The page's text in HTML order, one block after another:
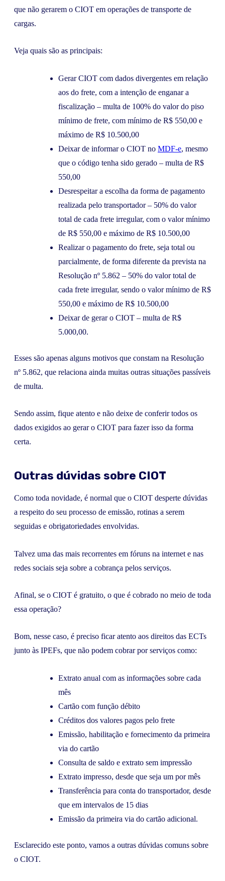
que não gerarem o CIOT em operações de transporte de
cargas.
Veja quais são as principais:
Gerar CIOT com dados divergentes em relação
aos do frete, com a intenção de enganar a
fiscalização – multa de 100% do valor do piso
mínimo de frete, com mínimo de R$ 550,00 e
máximo de R$ 10.500,00
Deixar de informar o CIOT no MDF-e, mesmo
que o código tenha sido gerado – multa de R$
550,00
Desrespeitar a escolha da forma de pagamento
realizada pelo transportador – 50% do valor
total de cada frete irregular, com o valor mínimo
de R$ 550,00 e máximo de R$ 10.500,00
Realizar o pagamento do frete, seja total ou
parcialmente, de forma diferente da prevista na
Resolução nº 5.862 – 50% do valor total de
cada frete irregular, sendo o valor mínimo de R$
550,00 e máximo de R$ 10.500,00
Deixar de gerar o CIOT – multa de R$
5.000,00.
Esses são apenas alguns motivos que constam na Resolução
nº 5.862, que relaciona ainda muitas outras situações passíveis
de multa.
Sendo assim, fique atento e não deixe de conferir todos os
dados exigidos ao gerar o CIOT para fazer isso da forma
certa.
Outras dúvidas sobre CIOT
Como toda novidade, é normal que o CIOT desperte dúvidas
a respeito do seu processo de emissão, rotinas a serem
seguidas e obrigatoriedades envolvidas.
Talvez uma das mais recorrentes em fóruns na internet e nas
redes sociais seja sobre a cobrança pelos serviços.
Afinal, se o CIOT é gratuito, o que é cobrado no meio de toda
essa operação?
Bom, nesse caso, é preciso ficar atento aos direitos das ECTs
junto às IPEFs, que não podem cobrar por serviços como:
Extrato anual com as informações sobre cada
mês
Cartão com função débito
Créditos dos valores pagos pelo frete
Emissão, habilitação e fornecimento da primeira
via do cartão
Consulta de saldo e extrato sem impressão
Extrato impresso, desde que seja um por mês
Transferência para conta do transportador, desde
que em intervalos de 15 dias
Emissão da primeira via do cartão adicional.
Esclarecido este ponto, vamos a outras dúvidas comuns sobre
o CIOT.